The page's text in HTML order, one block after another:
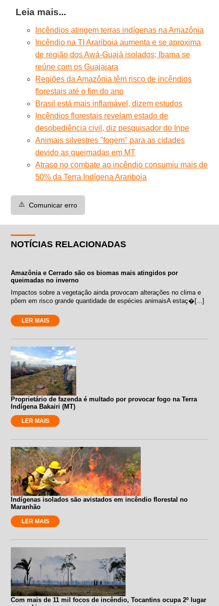
Leia mais...
Incêndios atingem terras indígenas na Amazônia
Incêndio na TI Arariboia aumenta e se aproxima
de região dos Awá-Guajá isolados; Ibama se
reúne com os Guajajara
Regiões da Amazônia têm risco de incêndios
florestais até o fim do ano
Brasil está mais inflamável, dizem estudos
Incêndios florestais revelam estado de
desobediência civil, diz pesquisador do Inpe
Animais silvestres "fogem" para as cidades
devido as queimadas em MT
Atraso no combate ao incêndio consumiu mais de
50% da Terra Indígena Arariboia
⚠️ Comunicar erro
NOTÍCIAS RELACIONADAS
Amazônia e Cerrado são os biomas mais atingidos por
queimadas no inverno
Impactos sobre a vegetação ainda provocam alterações no clima e
põem em risco grande quantidade de espécies animaisA estaç�[...]
LER MAIS
Proprietário de fazenda é multado por provocar fogo na Terra
Indígena Bakairi (MT)
LER MAIS
Indígenas isolados são avistados em incêndio florestal no
Maranhão
LER MAIS
Com mais de 11 mil focos de incêndio, Tocantins ocupa 2º lugar